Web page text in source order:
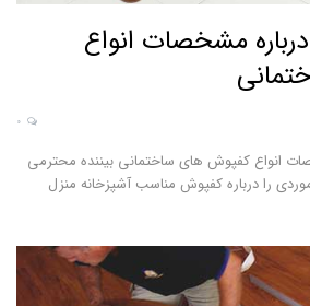
مشخصات انواع
انواع کفپوش های ساختمانی بیننده محترمی
را درباره کفپوش مناسب آشپزخانه منزل